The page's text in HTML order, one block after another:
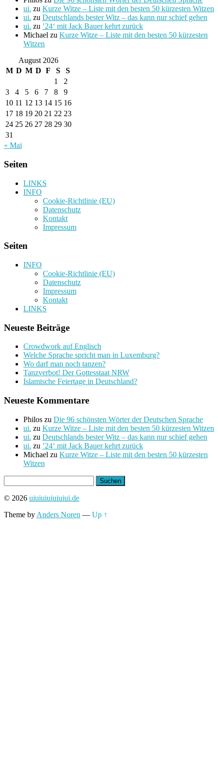
ui. zu Kurze Witze – Liste mit den besten 50 kürzesten Witzen
ui. zu Deutschlands bester Witz – das kann nur schief gehen
ui. zu ’24‘ mit Jack Bauer kehrt zurück
Michael zu Kurze Witze – Liste mit den besten 50 kürzesten
Witzen
August 2026
M D M D F S
S
1
2
3
4 5 6 7 8
9
10 11 12 13 14 15 16
17 18 19 20 21 22 23
24 25 26 27 28 29 30
31
« Mai
Seiten
LINKS
INFO
Cookie-Richtlinie (EU)
Datenschutz
Kontakt
Impressum
Seiten
INFO
Cookie-Richtlinie (EU)
Datenschutz
Impressum
Kontakt
LINKS
Neueste Beiträge
Crowdwork auf Englisch
Welche Sprache spricht man in Luxemburg?
Wo darf man noch tanzen?
Tanzverbot! Der Gottesstaat NRW
Islamische Feiertage in Deutschland?
Neueste Kommentare
Philos zu Die 96 schönsten Wörter der Deutschen Sprache
ui. zu Kurze Witze – Liste mit den besten 50 kürzesten Witzen
ui. zu Deutschlands bester Witz – das kann nur schief gehen
ui. zu ’24‘ mit Jack Bauer kehrt zurück
Michael zu Kurze Witze – Liste mit den besten 50 kürzesten
Witzen
nach:
© 2026 uiuiuiuiuiuiui.de
Theme by Anders Noren — Up ↑